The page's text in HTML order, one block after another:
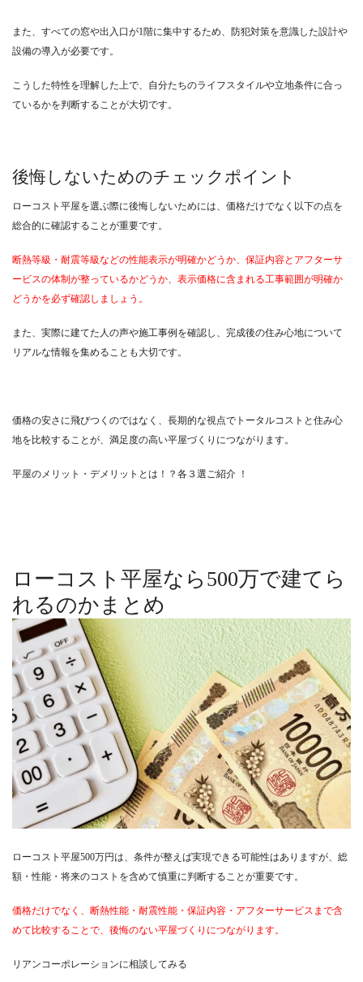
また、すべての窓や出入口が1階に集中するため、防犯対策を意識した設計や
設備の導入が必要です。
こうした特性を理解した上で、自分たちのライフスタイルや立地条件に合っ
ているかを判断することが大切です。
後悔しないためのチェックポイント
ローコスト平屋を選ぶ際に後悔しないためには、価格だけでなく以下の点を
総合的に確認することが重要です。
断熱等級・耐震等級などの性能表示が明確かどうか、保証内容とアフターサ
ービスの体制が整っているかどうか、表示価格に含まれる工事範囲が明確か
どうかを必ず確認しましょう。
また、実際に建てた人の声や施工事例を確認し、完成後の住み心地について
リアルな情報を集めることも大切です。
価格の安さに飛びつくのではなく、長期的な視点でトータルコストと住み心
地を比較することが、満足度の高い平屋づくりにつながります。
平屋のメリット・デメリットとは！？各３選ご紹介 ！
ローコスト平屋なら500万で建てら
れるのかまとめ
ローコスト平屋500万円は、条件が整えば実現できる可能性はありますが、総
額・性能・将来のコストを含めて慎重に判断することが重要です。
価格だけでなく、断熱性能・耐震性能・保証内容・アフターサービスまで含
めて比較することで、後悔のない平屋づくりにつながります。
リアンコーポレーションに相談してみる